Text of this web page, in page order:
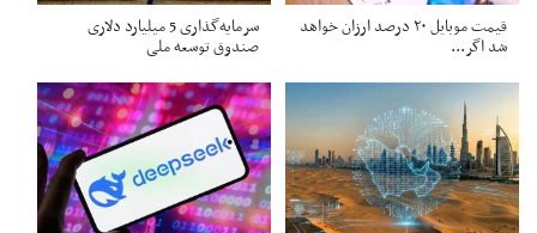
قیمت موبایل ۲۰ درصد ارزان خواهد
شد اگر...
سرمایه‌گذاری 5 میلیارد دلاری
صندوق توسعه ملی